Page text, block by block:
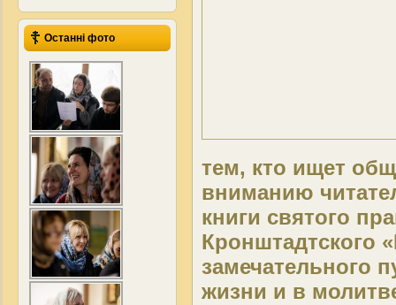
Останні фото
тем, кто ищет
вниманию
книги святого
Кронштадтского
замечательного
жизни и в